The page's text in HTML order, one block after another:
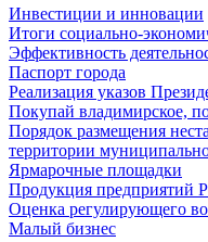
Инвестиции и инновации
Итоги социально-
Эффективность
Паспорт города
Реализация указов
Покупай владимирское,
Порядок размещения
территории
Ярмарочные площадки
Продукция предприятий
Оценка регулирующего
Малый бизнес